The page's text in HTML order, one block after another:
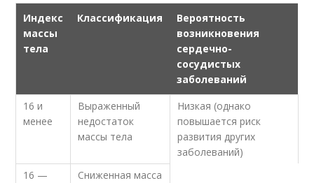
Индекс
массы
тела
Классификация
Вероятность
возникновения
сердечно-
сосудистых
заболеваний
16 и
менее
Выраженный
недостаток
массы тела
Низкая (однако
повышается риск
развития других
заболеваний)
16 —
Сниженная масса